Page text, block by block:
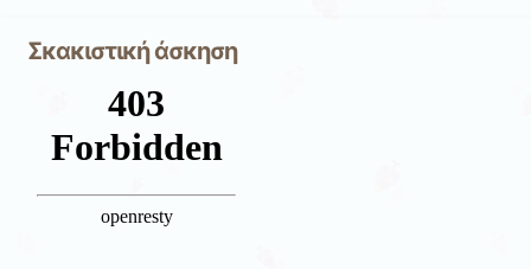
Σκακιστική άσκηση